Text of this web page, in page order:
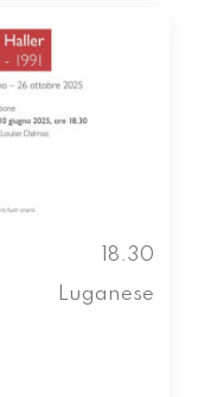
18.30
Luganese